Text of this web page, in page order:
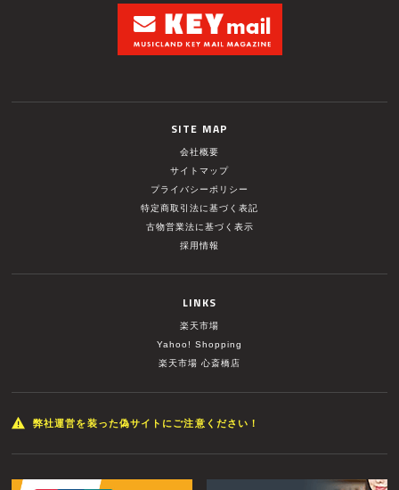
SITE MAP
会社概要
サイトマップ
プライバシーポリシー
特定商取引法に基づく表記
古物営業法に基づく表示
採用情報
LINKS
楽天市場
Yahoo! Shopping
楽天市場 心斎橋店
弊社運営を装った偽サイトにご注意ください！